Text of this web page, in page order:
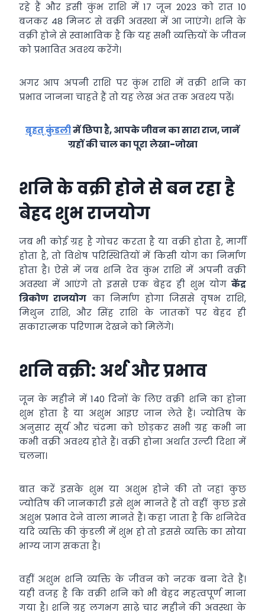
रहे हैं और इसी कुंभ राशि में 17 जून 2023 को रात 10
बजकर 48 मिनट से वक्री अवस्था में आ जाएंगे। शनि के
वक्री होने से स्वाभाविक है कि यह सभी व्यक्तियों के जीवन
को प्रभावित अवश्य करेंगे।
अगर आप अपनी राशि पर कुंभ राशि में वक्री शनि का
प्रभाव जानना चाहते हैं तो यह लेख अंत तक अवश्य पढ़ें।
बृहत् कुंडलीमें छिपा है, आपके जीवन का सारा राज, जानें
ग्रहों की चाल का पूरा लेखा-जोखा
शनि के वक्री होने से बन रहा है
बेहद शुभ राजयोग
जब भी कोई ग्रह है गोचर करता है या वक्री होता है, मार्गी
होता है, तो विशेष परिस्थितियों में किसी योग का निर्माण
होता है। ऐसे में जब शनि देव कुंभ राशि में अपनी वक्री
अवस्था में आएंगे तो इससे एक बेहद ही शुभ योग केंद्र
त्रिकोण राजयोग का निर्माण होगा जिससे वृषभ राशि,
मिथुन राशि, और सिंह राशि के जातकों पर बेहद ही
सकारात्मक परिणाम देखने को मिलेंगे।
शनि वक्री: अर्थ और प्रभाव
जून के महीने में 140 दिनों के लिए वक्री शनि का होना
शुभ होता है या अशुभ आइए जान लेते हैं। ज्योतिष के
अनुसार सूर्य और चंद्रमा को छोड़कर सभी ग्रह कभी ना
कभी वक्री अवश्य होते हैं। वक्री होना अर्थात उल्टी दिशा में
चलना।
बात करें इसके शुभ या अशुभ होने की तो जहां कुछ
ज्योतिष की जानकारी इसे शुभ मानते हैं तो वहीं कुछ इसे
अशुभ प्रभाव देने वाला मानते हैं। कहा जाता है कि शनिदेव
यदि व्यक्ति की कुंडली में शुभ हो तो इससे व्यक्ति का सोया
भाग्य जाग सकता है।
वहीं अशुभ शनि व्यक्ति के जीवन को नरक बना देते हैं।
यही वजह है कि वक्री शनि को भी बेहद महत्वपूर्ण माना
गया है। शनि ग्रह लगभग साढ़े चार महीने की अवस्था के